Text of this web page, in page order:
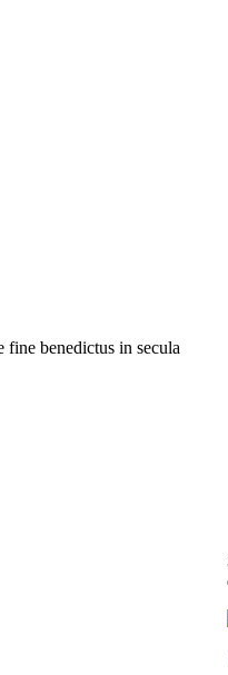
benedictus in secula